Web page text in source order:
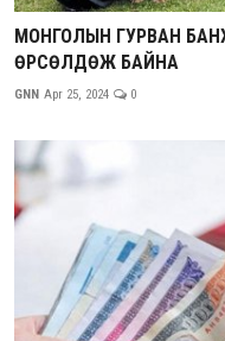
МОНГОЛЫН ГУРВАН
ӨРСӨЛДӨЖ БАЙНА
GNN Apr 25, 2024 0